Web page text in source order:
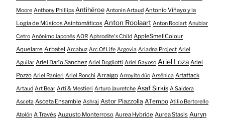
Moore Anthony Phillips Antihéroe Antonin Artaud Antonio Viñayo y la
Logia de Músicos Asintomáticos Anton Roolaart Anton Roolart Anublar
Cetro Anónimo Japonés AOR Aphrodite's Child AppleSmellColour
Aquelarre Arbatel Arcabuz Arc Of Life Argovia Ariadna Project Ariel
Aguilar Ariel Darío Sanchez Ariel Dogliotti Ariel Gayoso Ariel Loza Ariel
Pozzo Ariel Ranieri Ariel Ronchi Arraigo Arroyito dúo Arsénica Artattack
Artaud Art Bear Arti & Mestieri Arturo Jauretche Asaf Sirkis A Saidera
Asceta Asceta Ensamble Ashraj Astor Piazzolla ATempo Atilio Bertorello
Atolón A Través Augusto Monterroso Aurea Hybride Aurea Stasis Auryn